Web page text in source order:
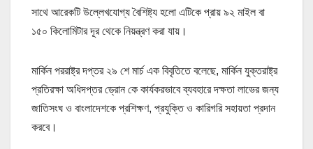
সাথে আরেকটি উল্লেখযোগ্য বৈশিষ্ট্য হলো এটিকে প্রায় ৯২ মাইল বা
১৫০ কিলোমিটার দূর থেকে নিয়ন্ত্রণ করা যায়।
মার্কিন পররাষ্ট্র দপ্তর ২৯ শে মার্চ এক বিবৃতিতে বলেছে, মার্কিন যুক্তরাষ্ট্র
প্রতিরক্ষা অধিদপ্তর ড্রোন কে কার্যকরভাবে ব্যবহারে দক্ষতা লাভের জন্য
জাতিসংঘ ও বাংলাদেশকে প্রশিক্ষণ, প্রযুক্তি ও কারিগরি সহায়তা প্রদান
করবে।